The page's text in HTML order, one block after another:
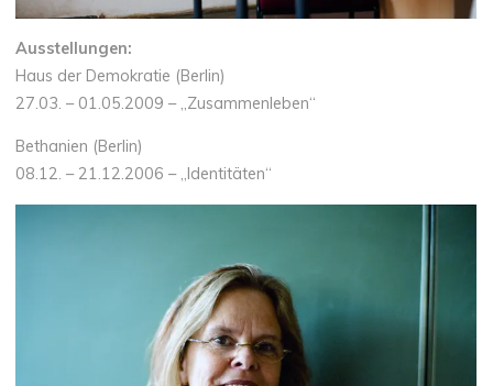
Ausstellungen:
Haus der Demokratie (Berlin)
27.03. – 01.05.2009 – „Zusammenleben“
Bethanien (Berlin)
08.12. – 21.12.2006 – „Identitäten“